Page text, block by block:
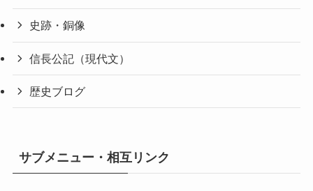
史跡・銅像
信長公記（現代文）
歴史ブログ
サブメニュー・相互リンク